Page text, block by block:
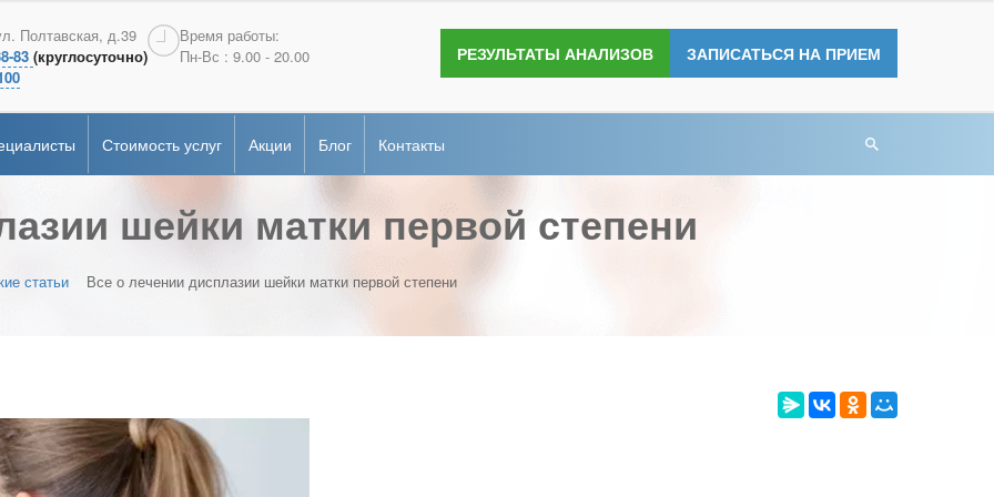
Полтавская, д.39
83 (круглосуточно)
Время работы:
Пн-Вс : 9.00 - 20.00
РЕЗУЛЬТАТЫ АНАЛИЗОВ ЗАПИСАТЬСЯ НА ПРИЕМ
Эндоскопия
Стоимость услуг Акции Блог Контакты
диагностика
Андрология
Эндоскопия
шейки матки первой степени
статьи Все о лечении дисплазии шейки матки первой степени